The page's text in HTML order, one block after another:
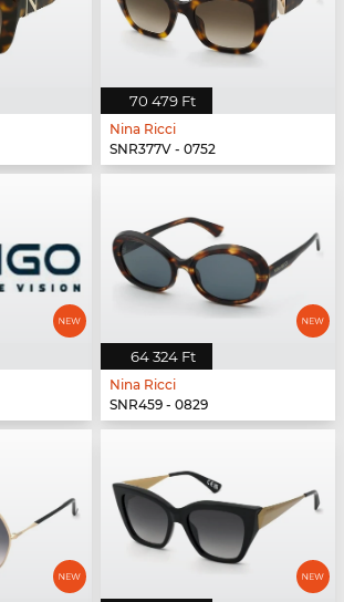
70 479 Ft
Nina Ricci
SNR377V - 0752
64 324 Ft
Nina Ricci
SNR459 - 0829